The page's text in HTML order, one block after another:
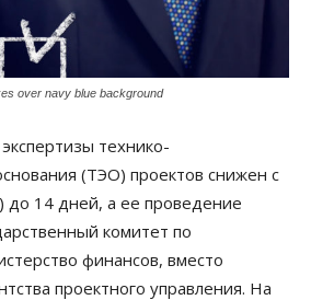
over navy blue background
технико-
(ТЭО) проектов снижен с
до 14 дней, а ее проведение
комитет по
финансов, вместо
проектного управления. На